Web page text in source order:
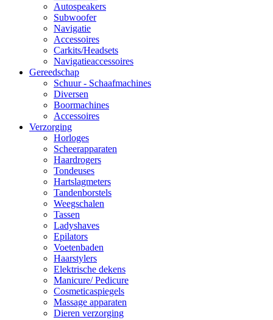
Autospeakers
Subwoofer
Navigatie
Accessoires
Carkits/Headsets
Navigatieaccessoires
Gereedschap
Schuur - Schaafmachines
Diversen
Boormachines
Accessoires
Verzorging
Horloges
Scheerapparaten
Haardrogers
Tondeuses
Hartslagmeters
Tandenborstels
Weegschalen
Tassen
Ladyshaves
Epilators
Voetenbaden
Haarstylers
Elektrische dekens
Manicure/ Pedicure
Cosmeticaspiegels
Massage apparaten
Dieren verzorging